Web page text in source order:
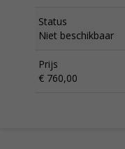
Status
Niet beschikbaar
Prijs
€ 760,00